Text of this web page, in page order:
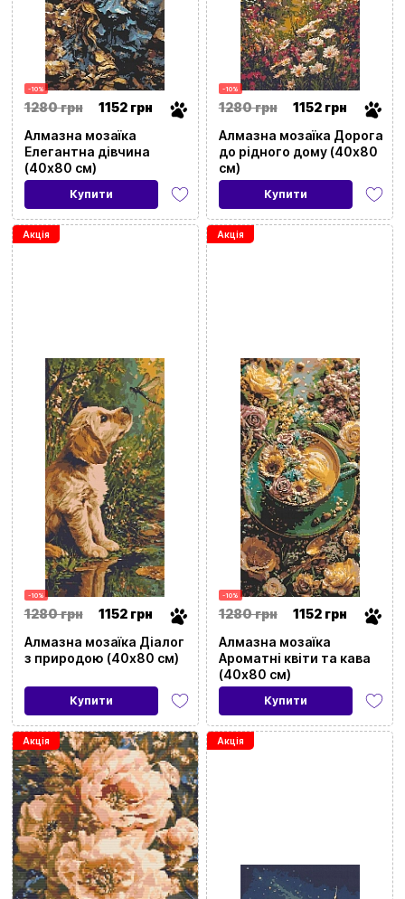
-10%
1280 грн
1152 грн
Алмазна мозаїка
Елегантна дівчина
(40х80 см)
Купити
-10%
1280 грн
1152 грн
Алмазна мозаїка Дорога
до рідного дому (40х80
см)
Купити
Акція
-10%
1280 грн
1152 грн
Алмазна мозаїка Діалог
з природою (40х80 см)
Купити
Акція
-10%
1280 грн
1152 грн
Алмазна мозаїка
Ароматні квіти та кава
(40х80 см)
Купити
Акція Акція